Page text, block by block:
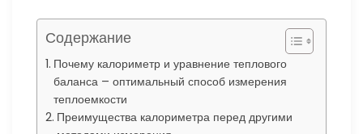
Содержание
Почему калориметр и уравнение теплового
баланса – оптимальный способ измерения
теплоемкости
Преимущества калориметра перед другими